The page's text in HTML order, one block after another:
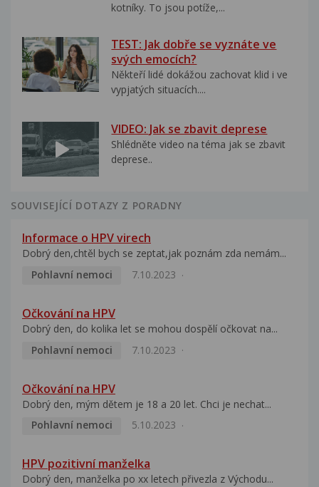
kotníky. To jsou potíže,...
TEST: Jak dobře se vyznáte ve
svých emocích?
Někteří lidé dokážou zachovat klid i ve
vypjatých situacích....
VIDEO: Jak se zbavit deprese
Shlédněte video na téma jak se zbavit
deprese..
SOUVISEJÍCÍ DOTAZY Z PORADNY
Informace o HPV virech
Dobrý den,chtěl bych se zeptat,jak poznám zda nemám...
Pohlavní nemoci
7.10.2023
Očkování na HPV
Dobrý den, do kolika let se mohou dospělí očkovat na...
Pohlavní nemoci
7.10.2023
Očkování na HPV
Dobrý den, mým dětem je 18 a 20 let. Chci je nechat...
Pohlavní nemoci
5.10.2023
HPV pozitivní manželka
Dobrý den, manželka po xx letech přivezla z Východu...